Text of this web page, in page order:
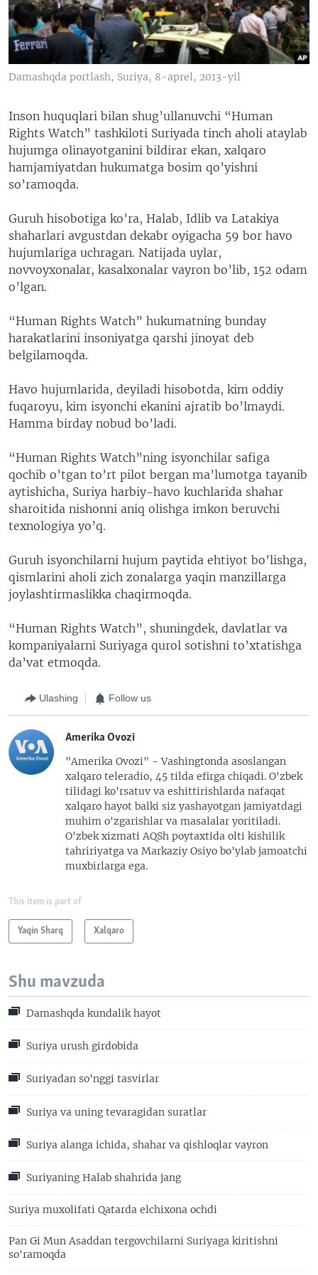
VIDEO
XABARLAR SURATLARDA
ODNOKLASSNIKI
TELEGRAM
TWITTER
Damashqda portlash, Suriya, 8-aprel, 2013-yil
Inson huquqlari bilan shug’ullanuvchi “Human
Rights Watch” tashkiloti Suriyada tinch aholi ataylab
hujumga olinayotganini bildirar ekan, xalqaro
hamjamiyatdan hukumatga bosim qo’yishni
so’ramoqda.
Guruh hisobotiga ko’ra, Halab, Idlib va Latakiya
shaharlari avgustdan dekabr oyigacha 59 bor havo
hujumlariga uchragan. Natijada uylar,
novvoyxonalar, kasalxonalar vayron bo’lib, 152 odam
o’lgan.
“Human Rights Watch” hukumatning bunday
harakatlarini insoniyatga qarshi jinoyat deb
belgilamoqda.
Havo hujumlarida, deyiladi hisobotda, kim oddiy
fuqaroyu, kim isyonchi ekanini ajratib bo’lmaydi.
Hamma birday nobud bo’ladi.
“Human Rights Watch”ning isyonchilar safiga
qochib o’tgan to’rt pilot bergan ma’lumotga tayanib
aytishicha, Suriya harbiy-havo kuchlarida shahar
sharoitida nishonni aniq olishga imkon beruvchi
texnologiya yo’q.
Guruh isyonchilarni hujum paytida ehtiyot bo’lishga,
qismlarini aholi zich zonalarga yaqin manzillarga
joylashtirmaslikka chaqirmoqda.
“Human Rights Watch”, shuningdek, davlatlar va
kompaniyalarni Suriyaga qurol sotishni to’xtatishga
da’vat etmoqda.
Ulashing Follow us
Amerika Ovozi
"Amerika Ovozi" - Vashingtonda asoslangan
xalqaro teleradio, 45 tilda efirga chiqadi. O'zbek
tilidagi ko'rsatuv va eshittirishlarda nafaqat
xalqaro hayot balki siz yashayotgan jamiyatdagi
muhim o'zgarishlar va masalalar yoritiladi.
O'zbek xizmati AQSh poytaxtida olti kishilik
tahririyatga va Markaziy Osiyo bo'ylab jamoatchi
muxbirlarga ega.
This item is part of
Yaqin Sharq Xalqaro
Shu mavzuda
Damashqda kundalik hayot
Suriya urush girdobida
Suriyadan so'nggi tasvirlar
Suriya va uning tevaragidan suratlar
Suriya alanga ichida, shahar va qishloqlar vayron
Suriyaning Halab shahrida jang
Suriya muxolifati Qatarda elchixona ochdi
Pan Gi Mun Asaddan tergovchilarni Suriyaga kiritishni
so'ramoqda